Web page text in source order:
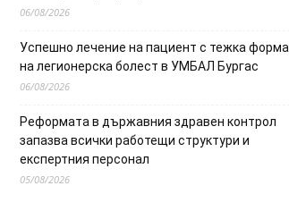
06/08/2026
Успешно лечение на пациент с тежка форма
на легионерска болест в УМБАЛ Бургас
06/08/2026
Реформата в държавния здравен контрол
запазва всички работещи структури и
експертния персонал
05/08/2026